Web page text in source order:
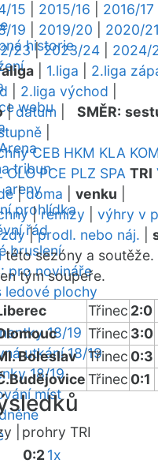
historie
webu
tribun
areny
prohlídka
řád
bruslení
pro novináře
ledové plochy
18/19
utkání 18/19
18/19
míst
15
2015/16 2016/17
19
2019/20 2020/21
23|2023/24 2024/
1.liga 2.liga
2.liga východ
|datum SMĚR:
CEB HKM KLA KOM
OLO PCE PLZ SPA TRI
|doma venku
|remízy výhry v
|prodl. nebo náj.
této sezóny a soutěže.
tým soupeře.
Třinec 2:0
Třinec 3:0
Boleslav Třinec 0:3
Třinec 0:1
|
prohry TRI
0:21x